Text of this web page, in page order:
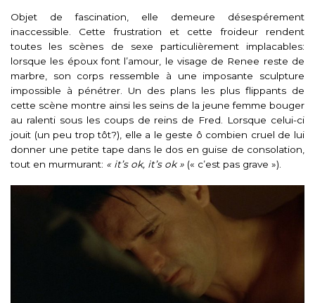
Objet de fascination, elle demeure désespérement
inaccessible. Cette frustration et cette froideur rendent
toutes les scènes de sexe particulièrement implacables:
lorsque les époux font l’amour, le visage de Renee reste de
marbre, son corps ressemble à une imposante sculpture
impossible à pénétrer. Un des plans les plus flippants de
cette scène montre ainsi les seins de la jeune femme bouger
au ralenti sous les coups de reins de Fred. Lorsque celui-ci
jouit (un peu trop tôt?), elle a le geste ô combien cruel de lui
donner une petite tape dans le dos en guise de consolation,
tout en murmurant: « it’s ok, it’s ok » (« c’est pas grave »).